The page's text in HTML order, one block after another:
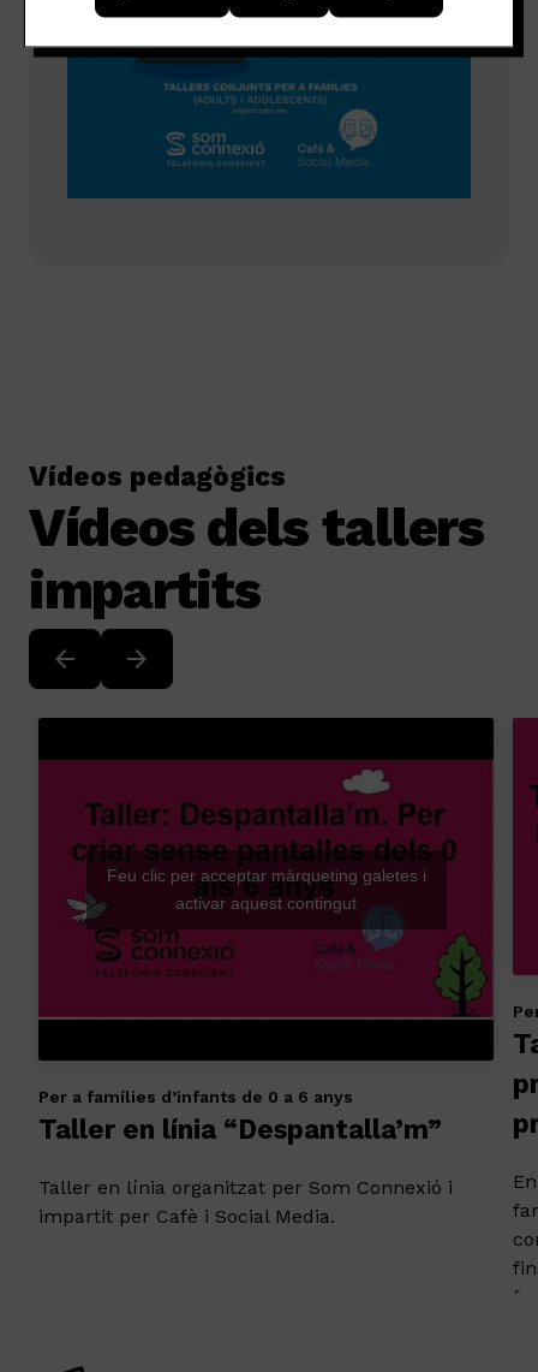
Vídeos pedagògics
Vídeos dels tallers
impartits
Feu clic per acceptar màrqueting galetes i
activar aquest contingut
Per a famílies d’infants de 0 a 6 anys
Taller en línia “Despantalla’m”
Taller en línia organitzat per Som Connexió i
impartit per Cafè i Social Media.